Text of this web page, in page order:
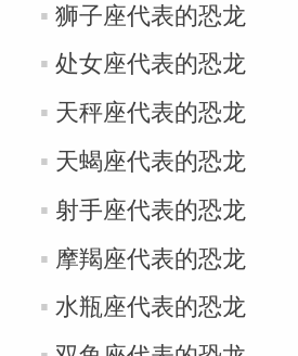
狮子座代表的恐龙
处女座代表的恐龙
天秤座代表的恐龙
天蝎座代表的恐龙
射手座代表的恐龙
摩羯座代表的恐龙
水瓶座代表的恐龙